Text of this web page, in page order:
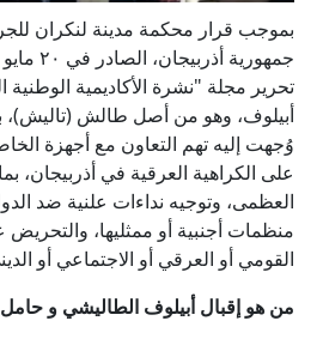
بموجب قرار محكمة مدينة لنكران
جمهورية أذربيجان، الصادر في ٢٠ مايو ٢٠٢٥،
تحرير مجلة "نشرة الأكاديمية الوطنية
وُجهت إليه تهم التعاون مع أجهزة
على الكراهية العرقية في أذربيجان،
العظمى، وتوجيه نداءات علنية ضد
منظمات أجنبية أو ممثليها، والتحريض
القومي أو العرقي أو الاجتماعي أو
من هو إقبال أبيلوف الطاليشي و حامل